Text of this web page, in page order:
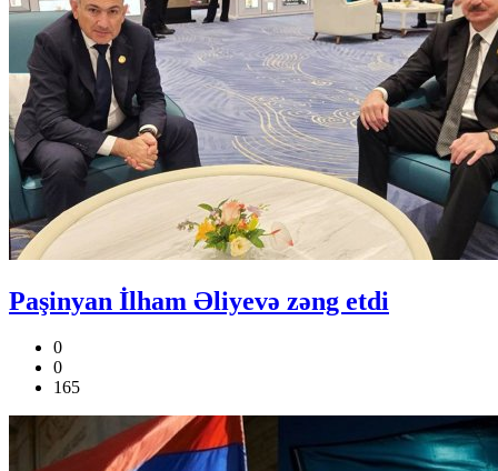
Paşinyan İlham Əliyevə zəng etdi
0
0
165